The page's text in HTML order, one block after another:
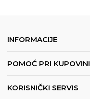
INFORMACIJE
POMOĆ PRI KUPOVINI
KORISNIČKI SERVIS